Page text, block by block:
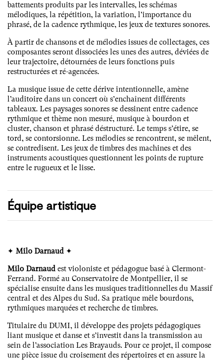
battements produits par les intervalles, les schémas
mélodiques, la répétition, la variation, l’importance du
phrasé, de la cadence rythmique, les jeux de textures sonores.
À partir de chansons et de mélodies issues de collectages, ces
composantes seront dissociées les unes des autres, déviées de
leur trajectoire, détournées de leurs fonctions puis
restructurées et ré-agencées.
La musique issue de cette dérive intentionnelle, amène
l’auditoire dans un concert où s’enchaînent différents
tableaux. Les paysages sonores se dessinent entre cadence
rythmique et thème non mesuré, musique à bourdon et
cluster, chanson et phrasé déstructuré. Le temps s’étire, se
tord, se contorsionne. Les mélodies se rencontrent, se mêlent,
se contredisent. Les jeux de timbres des machines et des
instruments acoustiques questionnent les points de rupture
entre le rugueux et le lisse.
Équipe artistique
✦ Milo Darnaud ✦
Milo Darnaud est violoniste et pédagogue basé à Clermont-
Ferrand. Formé au Conservatoire de Montpellier, il se
spécialise ensuite dans les musiques traditionnelles du Massif
central et des Alpes du Sud. Sa pratique mêle bourdons,
rythmiques marquées et recherche de timbres.
Titulaire du DUMI, il développe des projets pédagogiques
liant musique et danse et s’investit dans la transmission au
sein de l’association Les Brayauds. Pour ce projet, il compose
une pièce issue du croisement des répertoires et en assure la